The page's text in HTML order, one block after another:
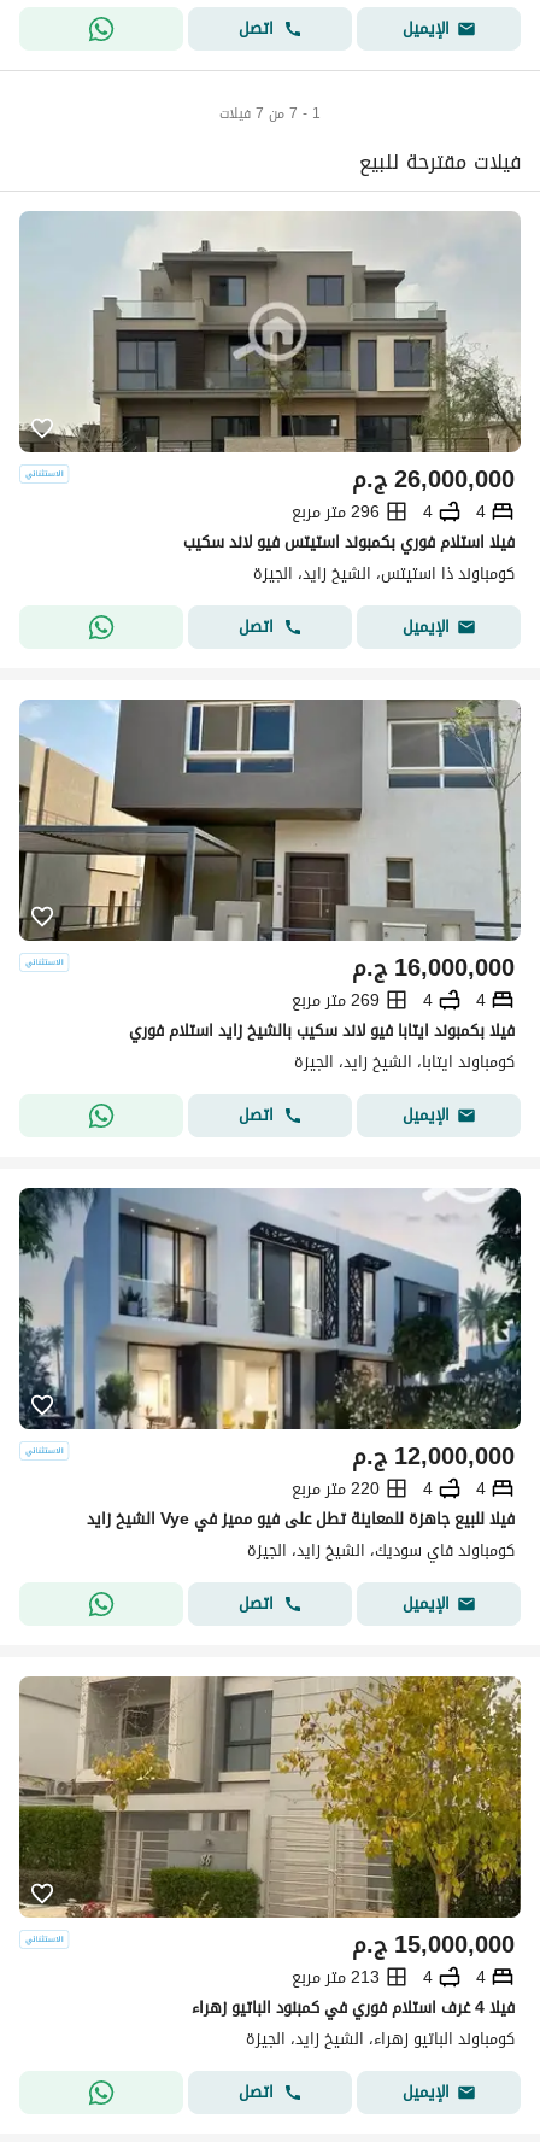
الإيميل اتصل
1 - 7 من 7 فيلات
فيلات مقترحة للبيع
ج.م26,000,000
4
4
296 متر مربع
فيلا استلام فوري بكمبوند استيتس فيو لاند سكيب
كومباوند ذا استيتس، الشيخ زايد، الجيزة
الإيميل
اتصل
ج.م16,000,000
4
4
269 متر مربع
فيلا بكمبوند ايتابا فيو لاند سكيب بالشيخ زايد استلام فوري
كومباوند ايتابا، الشيخ زايد، الجيزة
الإيميل
اتصل
ج.م12,000,000
4
4
220 متر مربع
فيلا للبيع جاهزة للمعاينة تطل على فيو مميز في Vye الشيخ زايد
كومباوند فاي سوديك، الشيخ زايد، الجيزة
الإيميل
اتصل
ج.م15,000,000
4
4
213 متر مربع
فيلا 4 غرف استلام فوري في كمبنود الباتيو زهراء
كومباوند الباتيو زهراء، الشيخ زايد، الجيزة
الإيميل
اتصل